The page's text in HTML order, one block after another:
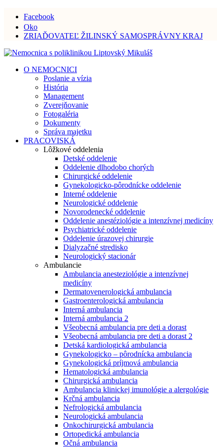
Facebook
Oko
ZRIAĎOVATEĽ ŽILINSKÝ SAMOSPRÁVNY KRAJ
O NEMOCNICI
Poslanie a vízia
História
Management
Zverejňovanie
Fotogaléria
Dokumenty
Správa majetku
PRACOVISKÁ
Lôžkové oddelenia
Detské oddelenie
Oddelenie dlhodobo chorých
Chirurgické oddelenie
Gynekologicko-pôrodnícke oddelenie
Interné oddelenie
Neurologické oddelenie
Novorodenecké oddelenie
Oddelenie anestéziológie a intenzívnej medicíny
Psychiatrické oddelenie
Oddelenie úrazovej chirurgie
Dialyzačné stredisko
Neurologický stacionár
Ambulancie
Ambulancia anesteziológie a intenzívnej
medicíny
Dermatovenerologická ambulancia
Gastroenterologická ambulancia
Interná ambulancia
Interná ambulancia 2
Všeobecná ambulancia pre deti a dorast
Všeobecná ambulancia pre deti a dorast 2
Detská kardiologická ambulancia
Gynekologicko – pôrodnícka ambulancia
Gynekologická príjmová ambulancia
Hematologická ambulancia
Chirurgická ambulancia
Ambulancia klinickej imunológie a alergológie
Krčná ambulancia
Nefrologická ambulancia
Neurologická ambulancia
Onkochirurgická ambulancia
Ortopedická ambulancia
Očná ambulancia